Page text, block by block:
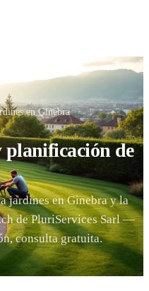
en Ginebra
planificación de
jardines en Ginebra y la
de PluriServices Sarl —
consulta gratuita.